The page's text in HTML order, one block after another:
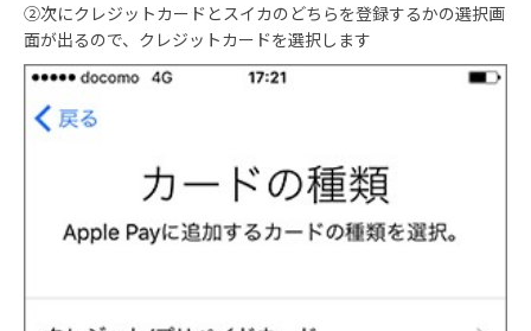
②次にクレジットカードとスイカのどちらを登録するかの選択画
面が出るので、クレジットカードを選択します